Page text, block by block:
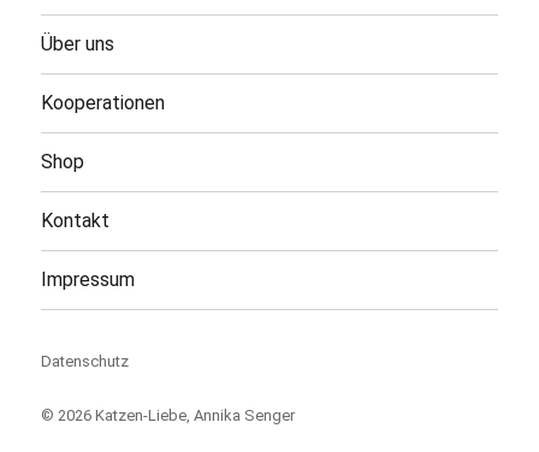
Über uns
Kooperationen
Shop
Kontakt
Impressum
Datenschutz
© 2026Katzen-Liebe , Annika Senger